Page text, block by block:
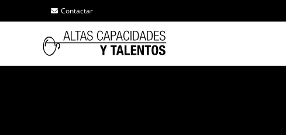
Contactar